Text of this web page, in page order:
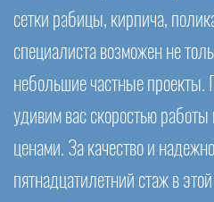
сетки рабицы, кирпича,
специалиста возможен не
небольшие частные проекты.
удивим вас скоростью
ценами. За качество и
пятнадцатилетний стаж в